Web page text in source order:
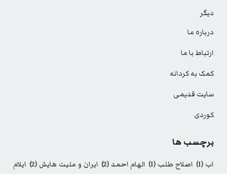
دیگر
درباره ما
ارتباط با ما
کمک به کردانه
سایت قدیمی
کوردی
برچسب ها
اب (1) اصلاح طلب (1) الهام احمد(2) ایران و ملیت هایش (2)
ایلام